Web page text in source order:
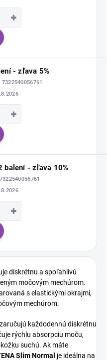
+
košíka
- zľava 5%
7322540056761
+
košíka
balení - zľava 10%
7322540056761
+
košíka
diskrétnu a spoľahlivú
močovým mechúrom.
s elastickými okrajmi,
mechúrom.
každodennú diskrétnu
rýchlu absorpciu moču,
suchú. Ak máte
Slim Normal je ideálna na